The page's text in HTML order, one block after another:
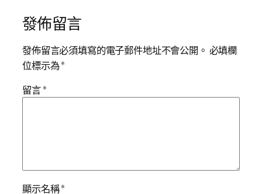
發佈留言
發佈留言必須填寫的電子郵件地址不會公開。 必填欄
位標示為*
留言*
顯示名稱*